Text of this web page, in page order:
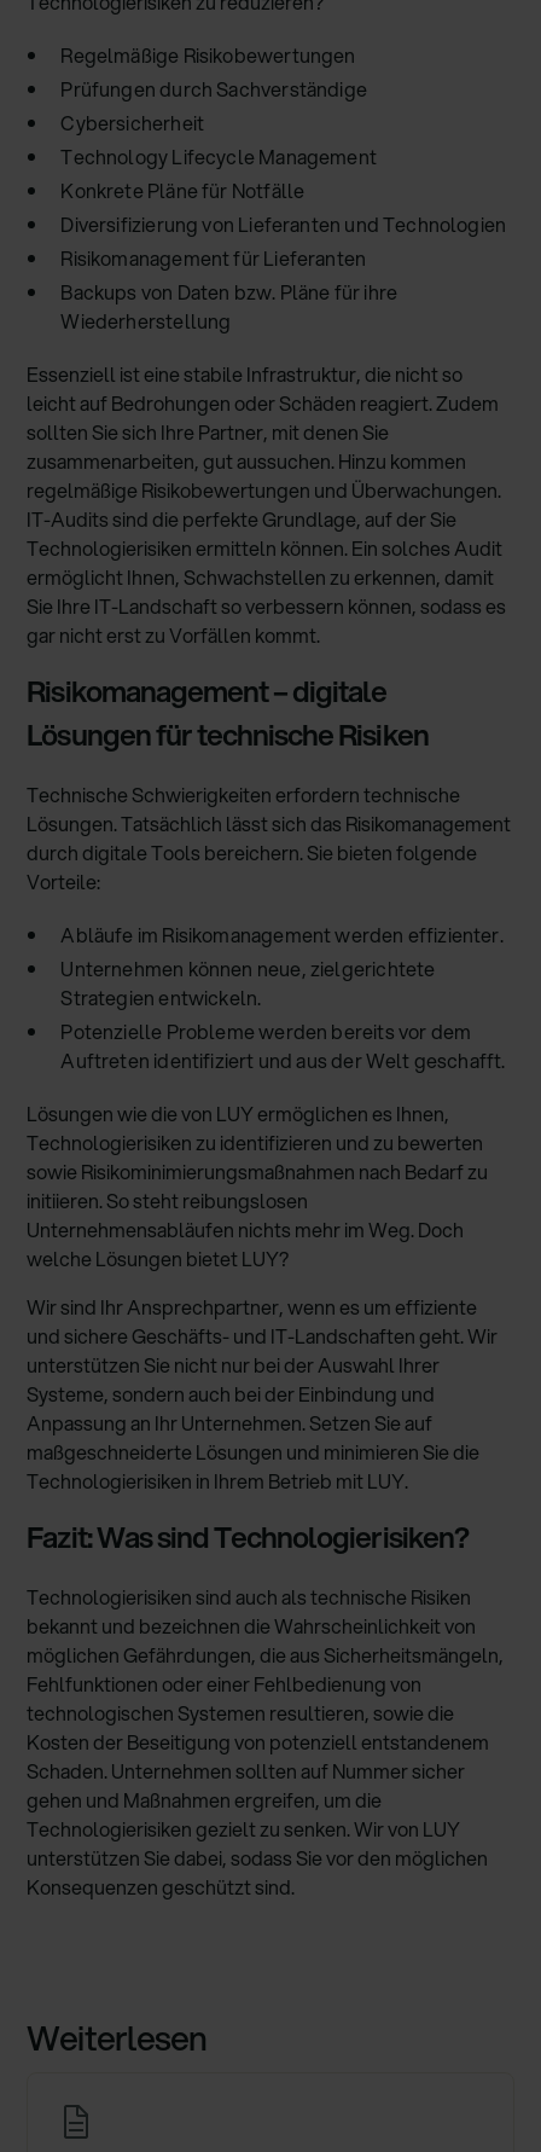
Regelmäßige Risikobewertungen
Prüfungen durch Sachverständige
Cybersicherheit
Technology Lifecycle Management
Konkrete Pläne für Notfälle
Diversifizierung von Lieferanten und Technologien
Risikomanagement für Lieferanten
Backups von Daten bzw. Pläne für ihre
Wiederherstellung
Essenziell ist eine stabile Infrastruktur, die nicht so
leicht auf Bedrohungen oder Schäden reagiert. Zudem
sollten Sie sich Ihre Partner, mit denen Sie
zusammenarbeiten, gut aussuchen. Hinzu kommen
regelmäßige Risikobewertungen und Überwachungen.
IT-Audits sind die perfekte Grundlage, auf der Sie
Technologierisiken ermitteln können. Ein solches Audit
ermöglicht Ihnen, Schwachstellen zu erkennen, damit
Sie Ihre IT-Landschaft so verbessern können, sodass es
gar nicht erst zu Vorfällen kommt.
Risikomanagement – digitale
Lösungen für technische Risiken
Technische Schwierigkeiten erfordern technische
Lösungen. Tatsächlich lässt sich das Risikomanagement
durch digitale Tools bereichern. Sie bieten folgende
Vorteile:
Abläufe im Risikomanagement werden effizienter.
Unternehmen können neue, zielgerichtete
Strategien entwickeln.
Potenzielle Probleme werden bereits vor dem
Auftreten identifiziert und aus der Welt geschafft.
Lösungen wie die von LUY ermöglichen es Ihnen,
Technologierisiken zu identifizieren und zu bewerten
sowie Risikominimierungsmaßnahmen nach Bedarf zu
initiieren. So steht reibungslosen
Unternehmensabläufen nichts mehr im Weg. Doch
welche Lösungen bietet LUY?
Wir sind Ihr Ansprechpartner, wenn es um effiziente
und sichere Geschäfts- und IT-Landschaften geht. Wir
unterstützen Sie nicht nur bei der Auswahl Ihrer
Systeme, sondern auch bei der Einbindung und
Anpassung an Ihr Unternehmen. Setzen Sie auf
maßgeschneiderte Lösungen und minimieren Sie die
Technologierisiken in Ihrem Betrieb mit LUY.
Fazit: Was sind Technologierisiken?
Technologierisiken sind auch als technische Risiken
bekannt und bezeichnen die Wahrscheinlichkeit von
möglichen Gefährdungen, die aus Sicherheitsmängeln,
Fehlfunktionen oder einer Fehlbedienung von
technologischen Systemen resultieren, sowie die
Kosten der Beseitigung von potenziell entstandenem
Schaden. Unternehmen sollten auf Nummer sicher
gehen und Maßnahmen ergreifen, um die
Technologierisiken gezielt zu senken. Wir von LUY
unterstützen Sie dabei, sodass Sie vor den möglichen
Konsequenzen geschützt sind.
Weiterlesen